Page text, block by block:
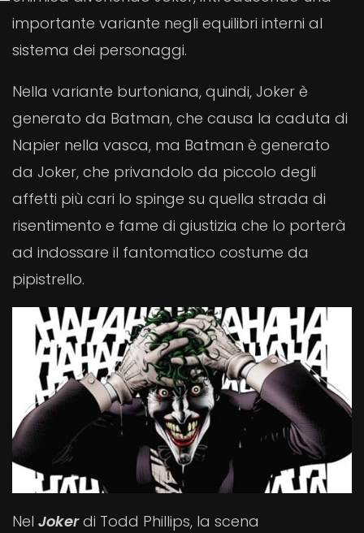
importante variante negli equilibri interni al
sistema dei personaggi.
Nella variante burtoniana, quindi, Joker è
generato da Batman, che causa la caduta di
Napier nella vasca, ma Batman è generato
da Joker, che privandolo da piccolo degli
affetti più cari lo spinge su quella strada di
risentimento e fame di giustizia che lo porterà
ad indossare il fantomatico costume da
pipistrello.
Nel Jokerdi Todd Phillips, la scena